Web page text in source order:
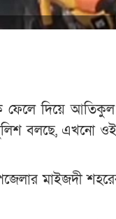
ফেলে দিয়ে
বলছে, এখনো ওই
মাইজদী